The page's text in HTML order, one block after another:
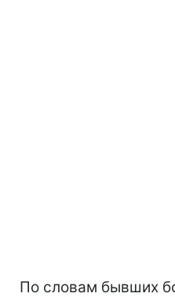
По словам бывших